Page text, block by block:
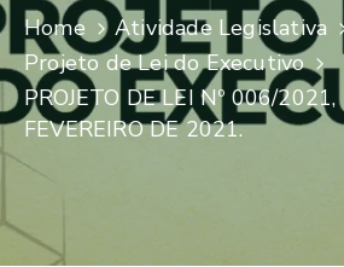
Home
Atividade Legislativa
Projeto de Lei do Executivo
PROJETO DE LEI Nº 006/
FEVEREIRO DE 2021.